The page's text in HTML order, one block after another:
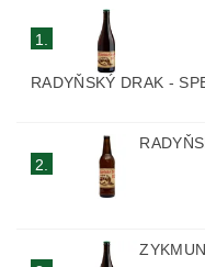
1.
RADYŇSKÝ DRAK -
2.